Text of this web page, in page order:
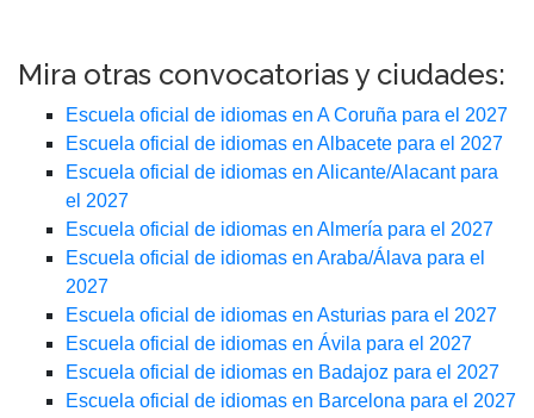
Mira otras convocatorias y ciudades:
Escuela oficial de idiomas en A Coruña para el 2027
Escuela oficial de idiomas en Albacete para el 2027
Escuela oficial de idiomas en Alicante/Alacant para
el 2027
Escuela oficial de idiomas en Almería para el 2027
Escuela oficial de idiomas en Araba/Álava para el
2027
Escuela oficial de idiomas en Asturias para el 2027
Escuela oficial de idiomas en Ávila para el 2027
Escuela oficial de idiomas en Badajoz para el 2027
Escuela oficial de idiomas en Barcelona para el 2027